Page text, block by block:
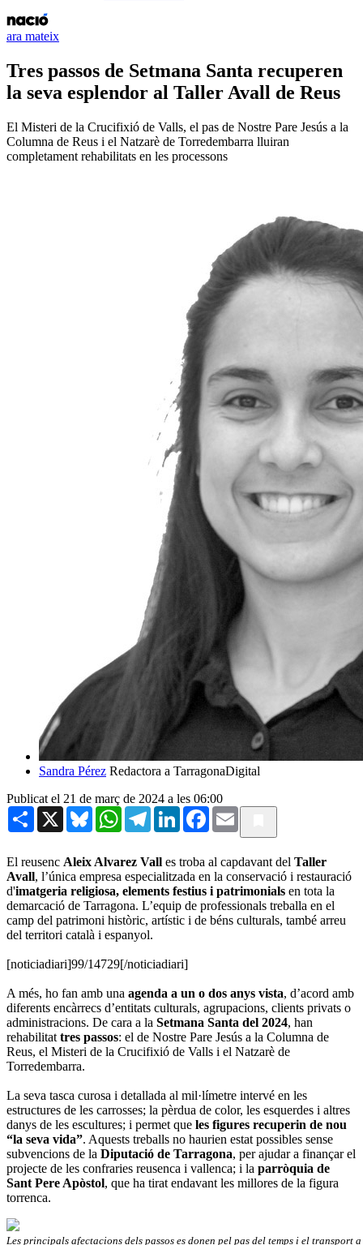
ara mateix
Tres passos de Setmana Santa recuperen
la seva esplendor al Taller Avall de Reus
El Misteri de la Crucifixió de Valls, el pas de Nostre Pare Jesús a la
Columna de Reus i el Natzarè de Torredembarra lluiran
completament rehabilitats en les processons
Sandra Pérez Redactora a TarragonaDigital
Publicat el 21 de març de 2024 a les 06:00
Share X BlueskyWhatsAppTelegramLinkedInFacebook
Email
El reusenc Aleix Alvarez Vall es troba al capdavant del Taller
Avall, l’única empresa especialitzada en la conservació i restauració
d'imatgeria religiosa, elements festius i patrimonials en tota la
demarcació de Tarragona. L’equip de professionals treballa en el
camp del patrimoni històric, artístic i de béns culturals, també arreu
del territori català i espanyol.
[noticiadiari]99/14729[/noticiadiari]
A més, ho fan amb una agenda a un o dos anys vista, d’acord amb
diferents encàrrecs d’entitats culturals, agrupacions, clients privats o
administracions. De cara a la Setmana Santa del 2024, han
rehabilitat tres passos: el de Nostre Pare Jesús a la Columna de
Reus, el Misteri de la Crucifixió de Valls i el Natzarè de
Torredembarra.
La seva tasca curosa i detallada al mil·límetre intervé en les
estructures de les carrosses; la pèrdua de color, les esquerdes i altres
danys de les escultures; i permet que les figures recuperin de nou
“la seva vida”. Aquests treballs no haurien estat possibles sense
subvencions de la Diputació de Tarragona, per ajudar a finançar el
projecte de les confraries reusenca i vallenca; i la parròquia de
Sant Pere Apòstol, que ha tirat endavant les millores de la figura
torrenca.
Les principals afectacions dels passos es donen pel pas del temps i el transport